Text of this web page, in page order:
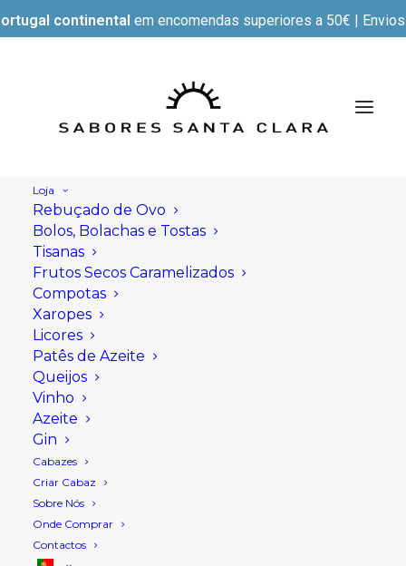
continental em encomendas superiores a 50€ |
Loja
Rebuçado de Ovo
Bolos, Bolachas e Tostas
Tisanas
Frutos Secos Caramelizados
Compotas
Xaropes
Licores
Patês de Azeite
Queijos
Vinho
Azeite
Gin
Cabazes
Criar Cabaz
Sobre Nós
Onde Comprar
Contactos